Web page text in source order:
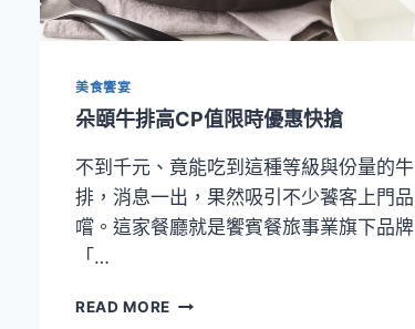
美食饗宴
朵頤牛排高CP值限時優惠快搶
不到千元、竟能吃到這種等級與份量的牛
排，消息一出，果然吸引不少饕客上門品
嚐。這家餐廳就是饗賓餐旅事業旗下品牌
「…
READ MORE